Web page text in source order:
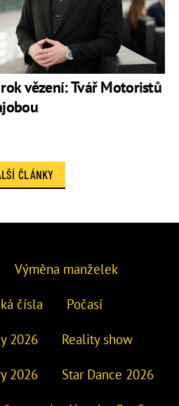
vězení: Tvář Motoristů
ČLÁNKY
Výměna manželek
čísla Počasí
2026 Reality show
2026 Star Dance 2026